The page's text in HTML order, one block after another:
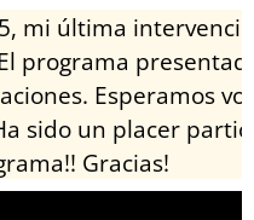
mi última
programa
Esperamos
sido un placer
Gracias!